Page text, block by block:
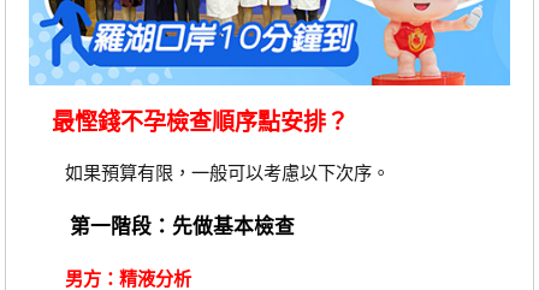
最慳錢不孕檢查順序點安排？
如果預算有限，一般可以考慮以下次序。
第一階段：先做基本檢查
男方：精液分析